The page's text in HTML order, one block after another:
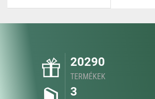
20290
TERMÉKEK
3